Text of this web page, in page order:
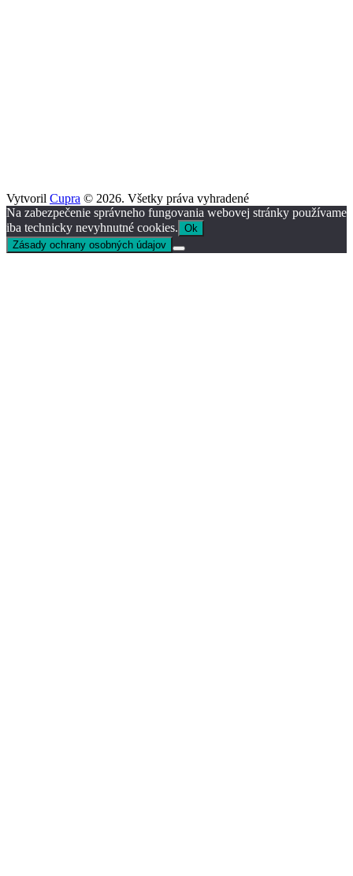
Vytvoril Cupra © 2026. Všetky práva vyhradené
Na zabezpečenie správneho fungovania webovej stránky používame
iba technicky nevyhnutné cookies. Ok
Zásady ochrany osobných údajov